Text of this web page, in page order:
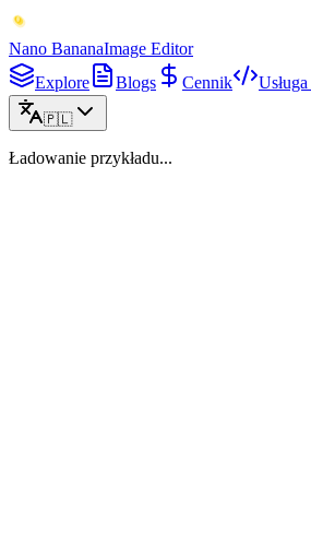
Nano BananaImage Editor
Explore
Blogs Cennik
🇵🇱
Ładowanie przykładu...